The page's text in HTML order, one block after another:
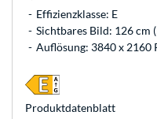
Effizienzklasse: E
Sichtbares Bild: 126 cm
Auflösung: 3840 x 2160
Produkt­datenblatt